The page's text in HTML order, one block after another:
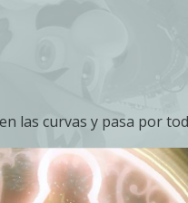
las curvas y pasa por